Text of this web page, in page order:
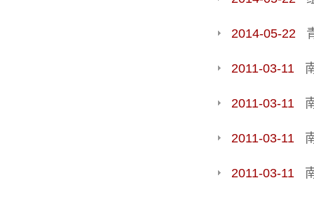
2014-05-22
2011-03-11
2011-03-11
2011-03-11
2011-03-11